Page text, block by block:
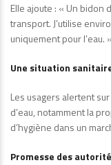
Elle ajoute : « Un bidon
transport. J’utilise
uniquement pour l’eau. »
Une situation
Les usagers alertent
d’eau, notamment la
d’hygiène dans un
Promesse des